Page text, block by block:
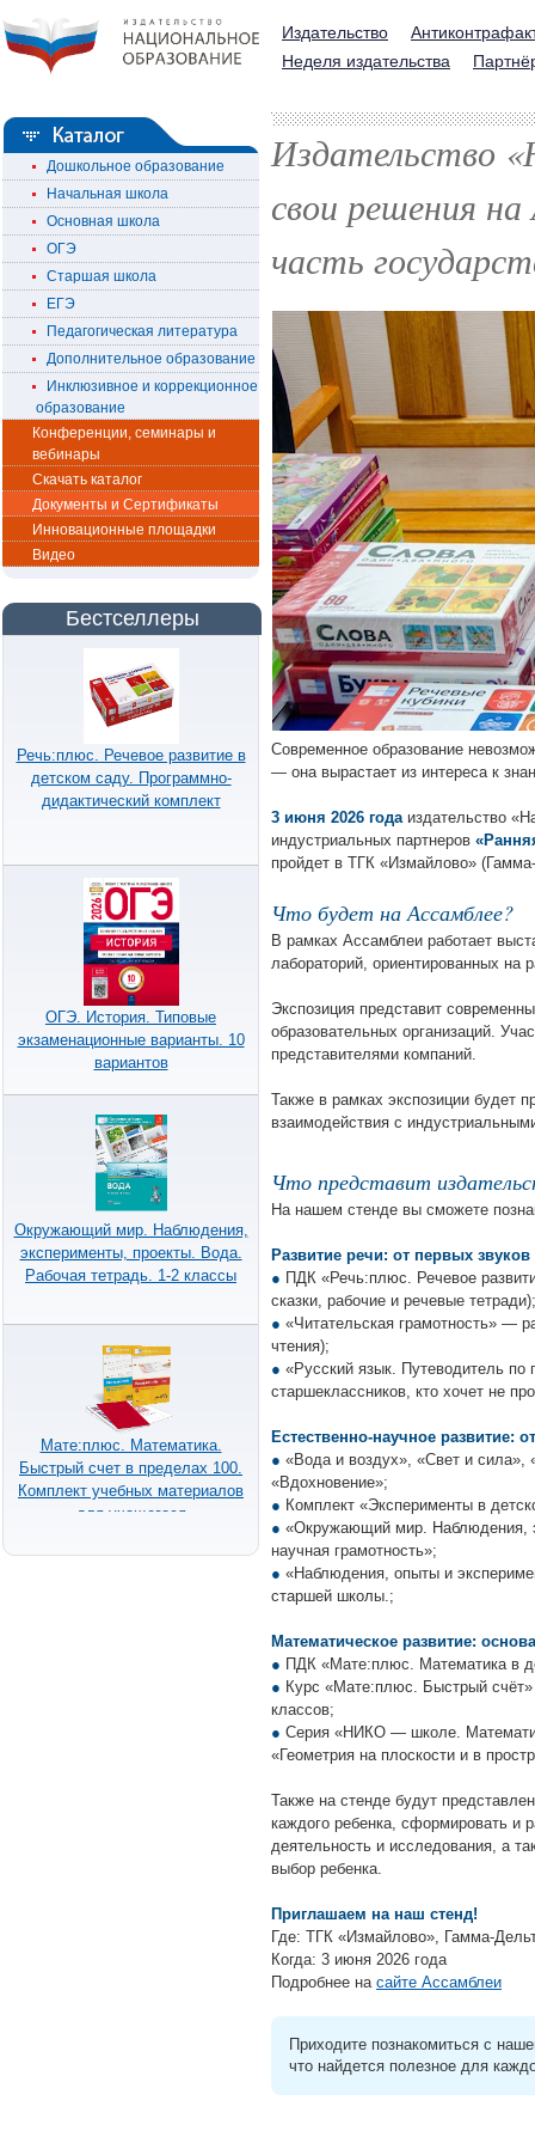
Издательство
Неделя издательства
Дошкольное образование
Начальная школа
Основная школа
ОГЭ
Старшая школа
ЕГЭ
Педагогическая литература
Дополнительное образование
Инклюзивное и коррекционное
образование
Конференции, семинары и
вебинары
Скачать каталог
Документы и Сертификаты
Инновационные площадки
Видео
Бестселлеры
Речь:плюс. Речевое развитие в
детском саду. Программно-
дидактический комплект
ОГЭ. История. Типовые
экзаменационные варианты. 10
вариантов
Окружающий мир. Наблюдения,
эксперименты, проекты. Вода.
Рабочая тетрадь. 1-2 классы
Мате:плюс. Математика.
Быстрый счет в пределах 100.
Комплект учебных материалов
для учащегося
Издательство
свои решения
часть
Современное образование
— она вырастает из интереса к
3 июня 2026 годаиздательство
индустриальных партнеров
пройдет в ТГК «Измайлово»
Что будет на Ассамблее?
В рамках Ассамблеи работает
лабораторий, ориентированных на
Экспозиция представит
образовательных организаций.
представителями компаний.
Также в рамках экспозиции будет
взаимодействия с
Что представит
На нашем стенде вы сможете
Развитие речи: от первых
● ПДК «Речь:плюс. Речевое
сказки, рабочие и речевые тетради);
● «Читательская грамотность» —
чтения);
● «Русский язык. Путеводитель
старшеклассников, кто хочет не
Естественно-научное развитие:
● «Вода и воздух», «Свет и сила»,
«Вдохновение»;
● Комплект «Эксперименты в
● «Окружающий мир. Наблюдения,
научная грамотность»;
● «Наблюдения, опыты и
старшей школы.;
Математическое развитие:
● ПДК «Мате:плюс. Математика в
● Курс «Мате:плюс. Быстрый
классов;
● Серия «НИКО — школе.
«Геометрия на плоскости и в
Также на стенде будут
каждого ребенка, сформировать и
деятельность и исследования, а
выбор ребенка.
Приглашаем на наш стенд!
Где: ТГК «Измайлово», Гамма-
Когда: 3 июня 2026 года
Подробнее на сайте Ассамблеи
Приходите познакомиться с
что найдется полезное для